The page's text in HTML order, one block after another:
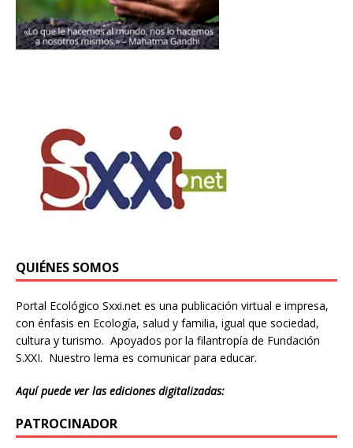
QUIÉNES SOMOS
Portal Ecológico Sxxi.net es una publicación virtual e impresa,
con énfasis en Ecología, salud y familia, igual que sociedad,
cultura y turismo. Apoyados por la filantropía de Fundación
S.XXI. Nuestro lema es comunicar para educar.
Aquí puede ver las ediciones digitalizadas:
PATROCINADOR